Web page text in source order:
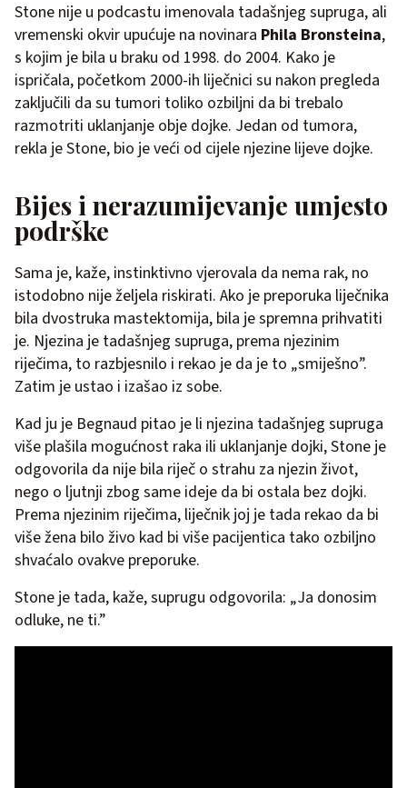
Stone nije u podcastu imenovala tadašnjeg supruga, ali
vremenski okvir upućuje na novinara Phila Bronsteina,
s kojim je bila u braku od 1998. do 2004. Kako je
ispričala, početkom 2000-ih liječnici su nakon pregleda
zaključili da su tumori toliko ozbiljni da bi trebalo
razmotriti uklanjanje obje dojke. Jedan od tumora,
rekla je Stone, bio je veći od cijele njezine lijeve dojke.
Bijes i nerazumijevanje umjesto
podrške
Sama je, kaže, instinktivno vjerovala da nema rak, no
istodobno nije željela riskirati. Ako je preporuka liječnika
bila dvostruka mastektomija, bila je spremna prihvatiti
je. Njezina je tadašnjeg supruga, prema njezinim
riječima, to razbjesnilo i rekao je da je to „smiješno”.
Zatim je ustao i izašao iz sobe.
Kad ju je Begnaud pitao je li njezina tadašnjeg supruga
više plašila mogućnost raka ili uklanjanje dojki, Stone je
odgovorila da nije bila riječ o strahu za njezin život,
nego o ljutnji zbog same ideje da bi ostala bez dojki.
Prema njezinim riječima, liječnik joj je tada rekao da bi
više žena bilo živo kad bi više pacijentica tako ozbiljno
shvaćalo ovakve preporuke.
Stone je tada, kaže, suprugu odgovorila: „Ja donosim
odluke, ne ti.”